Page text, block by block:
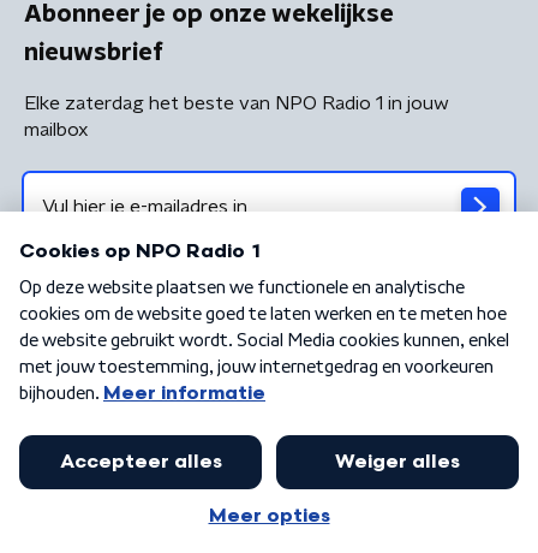
Abonneer je op onze wekelijkse
nieuwsbrief
Elke zaterdag het beste van NPO Radio 1 in jouw
mailbox
Algemene voorwaarden